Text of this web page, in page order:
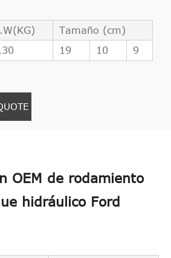
Tamaño (cm)
19 10 9
OEM de rodamiento
hidráulico Ford